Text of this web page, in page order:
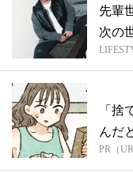
先輩
次の
昴...
「捨
んだ
PR（